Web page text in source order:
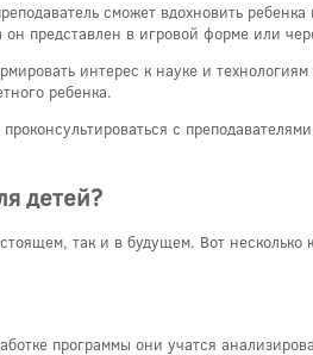
сможет вдохновить
представлен в игровой форме или
интерес к науке и
ребенка.
с
детей?
так и в будущем. Вот
программы они учатся